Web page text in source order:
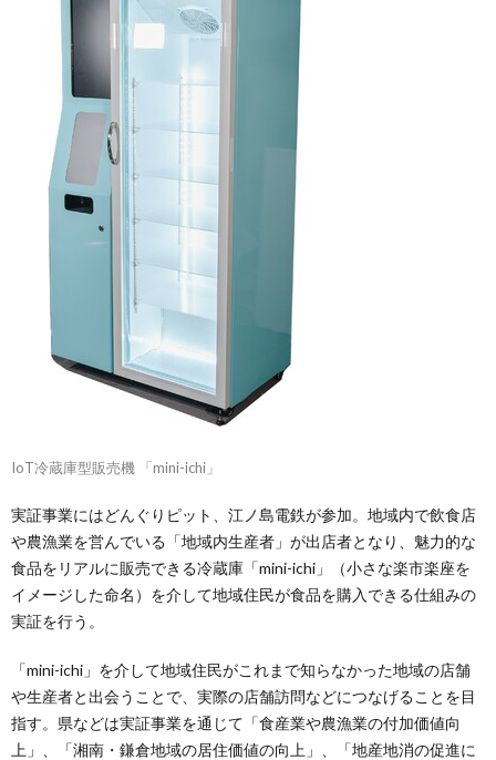
IoT冷蔵庫型販売機 「mini-ichi」
実証事業にはどんぐりピット、江ノ島電鉄が参加。地域内で飲食店
や農漁業を営んでいる「地域内生産者」が出店者となり、魅力的な
食品をリアルに販売できる冷蔵庫「mini-ichi」（小さな楽市楽座を
イメージした命名）を介して地域住民が食品を購入できる仕組みの
実証を行う。
「mini-ichi」を介して地域住民がこれまで知らなかった地域の店舗
や生産者と出会うことで、実際の店舗訪問などにつなげることを目
指す。県などは実証事業を通じて「食産業や農漁業の付加価値向
上」、「湘南・鎌倉地域の居住価値の向上」、「地産地消の促進に